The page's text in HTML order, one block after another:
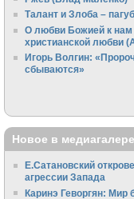
Талант и Злоба –
О любви Божией к нам
христианской любви
Игорь Волгин:
сбываются»
Новое в
Е.Сатановский
агрессии Запада
Каринэ Геворгян: Мир